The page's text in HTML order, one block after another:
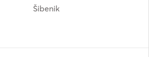
Šibenik